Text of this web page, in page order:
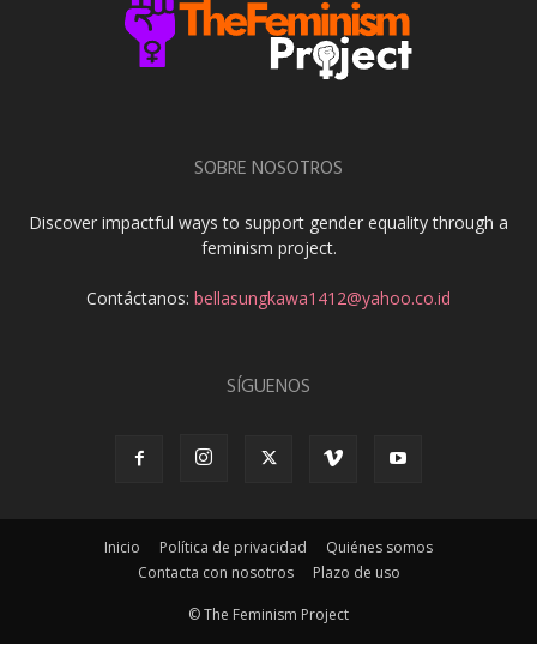
SOBRE NOSOTROS
Discover impactful ways to support gender equality through a
feminism project.
Contáctanos: bellasungkawa1412@yahoo.co.id
SÍGUENOS
Inicio Política de privacidad
Quiénes somos
Contacta con nosotros
Plazo de uso
© The Feminism Project